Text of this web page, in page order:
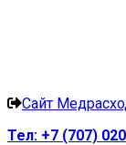
Сайт
Тел: +7 (707)